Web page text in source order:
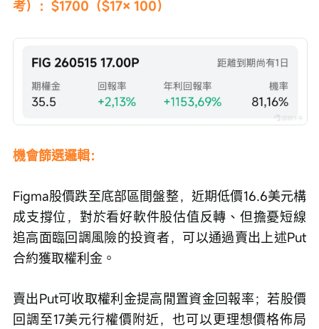
考）：$1700（$17× 100）
機會篩選邏輯：
Figma股價跌至底部區間盤整，近期低價16.6美元構
成支撐位，對於看好軟件股估值反轉、但擔憂短線
追高面臨回調風險的投資者，可以通過賣出上述Put
合約獲取權利金。
賣出Put可收取權利金提高閒置資金回報率；若股價
回調至17美元行權價附近，也可以更理想價格佈局